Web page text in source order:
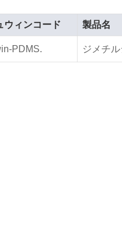
ウィンコード 製品名
PDMS. ジメチ